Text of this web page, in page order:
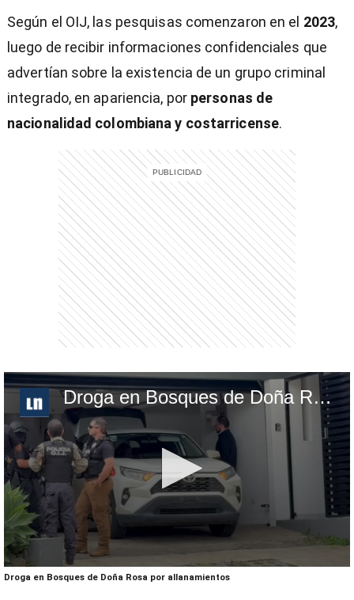
Según el OIJ, las pesquisas comenzaron en el 2023,
luego de recibir informaciones confidenciales que
advertían sobre la existencia de un grupo criminal
integrado, en apariencia, por personas de
nacionalidad colombiana y costarricense.
Droga en Bosques de Doña Rosa por allanamientos
0
seconds
Droga en Bosques de Doña Rosa por allanamientos